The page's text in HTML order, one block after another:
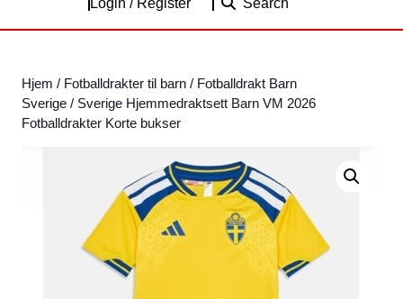
Login / Register Search
Hjem / Fotballdrakter til barn / Fotballdrakt Barn
Sverige / Sverige Hjemmedraktsett Barn VM 2026
Fotballdrakter Korte bukser